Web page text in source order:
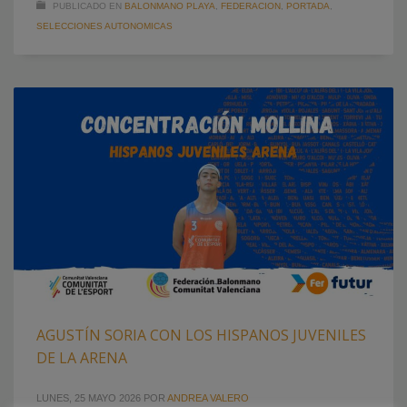
PUBLICADO EN BALONMANO PLAYA FEDERACION PORTADA
SELECCIONES AUTONOMICAS
AGUSTÍN SORIA CON LOS HISPANOS JUVENILES
DE LA ARENA
LUNES, 25 MAYO 2026 POR ANDREA VALERO